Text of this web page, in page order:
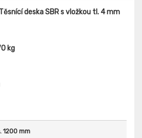
deska SBR s vložkou tl. 4 mm
kg
1200 mm